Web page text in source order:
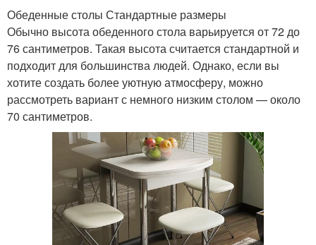
Обеденные столы Стандартные размеры
Обычно высота обеденного стола варьируется от 72 до
76 сантиметров. Такая высота считается стандартной и
подходит для большинства людей. Однако, если вы
хотите создать более уютную атмосферу, можно
рассмотреть вариант с немного низким столом — около
70 сантиметров.